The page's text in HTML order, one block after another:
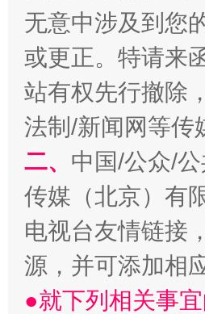
揭开“小金库”的免责幌子
无意中涉及到您
或更正。特请来
站有权先行撤除
法制/新闻网等传
二、 中国/公众/
传媒（北京）有
电视台友情链接
源，并可添加相
●就下列相关事